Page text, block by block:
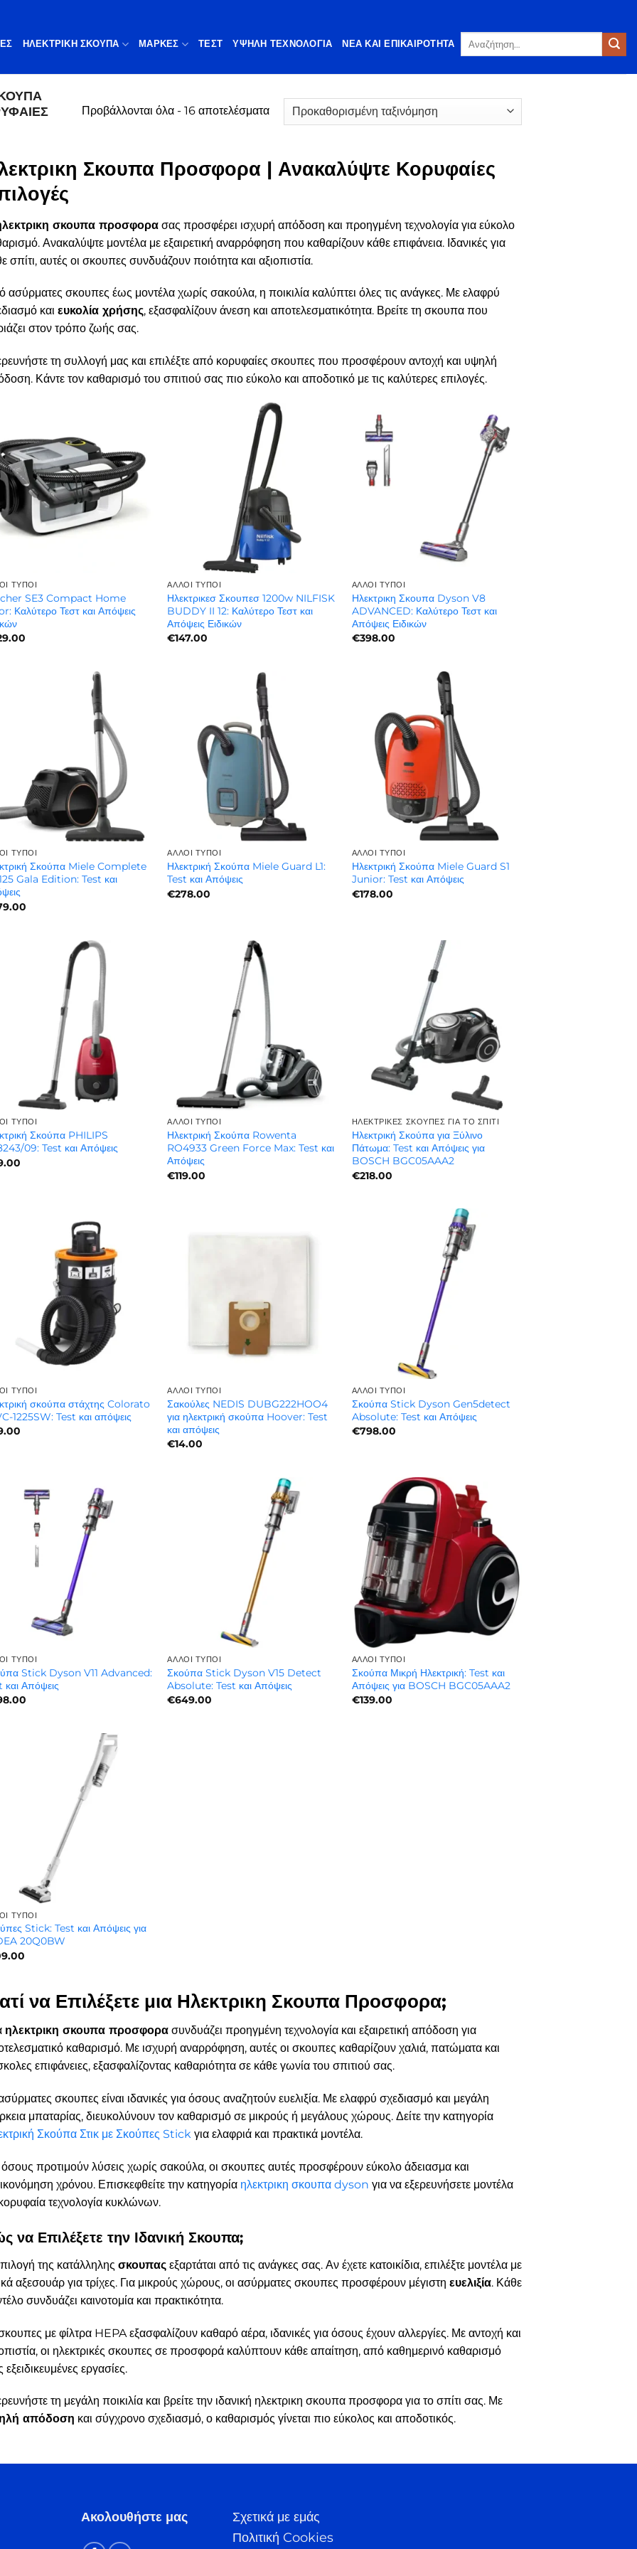
ΗΛΕΚΤΡΙΚΗ ΣΚΟΥΠΑ ΜΆΡΚΕΣ ΤΕΣΤ ΥΨΗΛΉ ΤΕΧΝΟΛΟΓΊΑ ΝΈΑ ΚΑΙ ΕΠΙΚΑΙΡΌΤΗΤΑ
Αναζήτηση
Προβάλλονται όλα - 16 αποτελέσματα
Σκουπα Προσφορα | Ανακαλύψτε Κορυφαίες
σκουπα προσφορασας προσφέρει ισχυρή απόδοση και προηγμένη τεχνολογία για εύκολο
Ανακαλύψτε μοντέλα με εξαιρετική αναρρόφηση που καθαρίζουν κάθε επιφάνεια. Ιδανικές για
σπίτι, αυτές οι σκουπες συνδυάζουν ποιότητα και αξιοπιστία.
ασύρματες σκουπες έως μοντέλα χωρίς σακούλα, η ποικιλία καλύπτει όλες τις ανάγκες. Με ελαφρύ
και ευκολία χρήσης, εξασφαλίζουν άνεση και αποτελεσματικότητα. Βρείτε τη σκουπα που
στον τρόπο ζωής σας.
τη συλλογή μας και επιλέξτε από κορυφαίες σκουπες που προσφέρουν αντοχή και υψηλή
Κάντε τον καθαρισμό του σπιτιού σας πιο εύκολο και αποδοτικό με τις καλύτερες επιλογές.
ΤΎΠΟΙ
SE3 Compact Home
Καλύτερο Τεστ και Απόψεις
ΆΛΛΟΙ ΤΎΠΟΙ
Ηλεκτρικεσ Σκουπεσ 1200w NILFISK
BUDDY II 12: Καλύτερο Τεστ και
Απόψεις Ειδικών
€147.00
ΆΛΛΟΙ ΤΎΠΟΙ
Ηλεκτρικη Σκουπα Dyson V8
ADVANCED: Καλύτερο Τεστ και
Απόψεις Ειδικών
€398.00
ΤΎΠΟΙ
Σκούπα Miele Complete
Gala Edition: Test και
ΆΛΛΟΙ ΤΎΠΟΙ
Ηλεκτρική Σκούπα Miele Guard L1:
Test και Απόψεις
€278.00
ΆΛΛΟΙ ΤΎΠΟΙ
Ηλεκτρική Σκούπα Miele Guard S1
Junior: Test και Απόψεις
€178.00
ΤΎΠΟΙ
Σκούπα PHILIPS
09: Test και Απόψεις
ΆΛΛΟΙ ΤΎΠΟΙ
Ηλεκτρική Σκούπα Rowenta
RO4933 Green Force Max: Test και
Απόψεις
€119.00
ΗΛΕΚΤΡΙΚΈΣ ΣΚΟΎΠΕΣ ΓΙΑ ΤΟ ΣΠΊΤΙ
Ηλεκτρική Σκούπα για Ξύλινο
Πάτωμα: Test και Απόψεις για
BOSCH BGC05AAA2
€218.00
ΤΎΠΟΙ
σκούπα στάχτης Colorato
1225SW: Test και απόψεις
ΆΛΛΟΙ ΤΎΠΟΙ
Σακούλες NEDIS DUBG222HOO4
για ηλεκτρική σκούπα Hoover: Test
και απόψεις
€14.00
ΆΛΛΟΙ ΤΎΠΟΙ
Σκούπα Stick Dyson Gen5detect
Absolute: Test και Απόψεις
€798.00
ΤΎΠΟΙ
Stick Dyson V11 Advanced:
και Απόψεις
ΆΛΛΟΙ ΤΎΠΟΙ
Σκούπα Stick Dyson V15 Detect
Absolute: Test και Απόψεις
€649.00
ΆΛΛΟΙ ΤΎΠΟΙ
Σκούπα Μικρή Ηλεκτρική: Test και
Απόψεις για BOSCH BGC05AAA2
€139.00
ΤΎΠΟΙ
Stick: Test και Απόψεις για
20Q0BW
να Επιλέξετε μια Ηλεκτρικη Σκουπα Προσφορα;
ηλεκτρικη σκουπα προσφορασυνδυάζει προηγμένη τεχνολογία και εξαιρετική απόδοση για
καθαρισμό. Με ισχυρή αναρρόφηση, αυτές οι σκουπες καθαρίζουν χαλιά, πατώματα και
επιφάνειες, εξασφαλίζοντας καθαριότητα σε κάθε γωνία του σπιτιού σας.
σκουπες είναι ιδανικές για όσους αναζητούν ευελιξία. Με ελαφρύ σχεδιασμό και μεγάλη
μπαταρίας, διευκολύνουν τον καθαρισμό σε μικρούς ή μεγάλους χώρους. Δείτε την κατηγορία
Σκούπα Στικ με Σκούπες Stickγια ελαφριά και πρακτικά μοντέλα.
όσους προτιμούν λύσεις χωρίς σακούλα, οι σκουπες αυτές προσφέρουν εύκολο άδειασμα και
χρόνου. Επισκεφθείτε την κατηγορία ηλεκτρικη σκουπα dyson για να εξερευνήσετε μοντέλα
τεχνολογία κυκλώνων.
να Επιλέξετε την Ιδανική Σκουπα;
της κατάλληλης σκουπαςεξαρτάται από τις ανάγκες σας. Αν έχετε κατοικίδια, επιλέξτε μοντέλα με
αξεσουάρ για τρίχες. Για μικρούς χώρους, οι ασύρματες σκουπες προσφέρουν μέγιστη ευελιξία. Κάθε
συνδυάζει καινοτομία και πρακτικότητα.
με φίλτρα HEPA εξασφαλίζουν καθαρό αέρα, ιδανικές για όσους έχουν αλλεργίες. Με αντοχή και
οι ηλεκτρικές σκουπες σε προσφορά καλύπτουν κάθε απαίτηση, από καθημερινό καθαρισμό
εξειδικευμένες εργασίες.
τη μεγάλη ποικιλία και βρείτε την ιδανική ηλεκτρικη σκουπα προσφορα για το σπίτι σας. Με
απόδοση και σύγχρονο σχεδιασμό, ο καθαρισμός γίνεται πιο εύκολος και αποδοτικός.
Ακολουθήστε μας
Σχετικά με εμάς
Πολιτική Cookies